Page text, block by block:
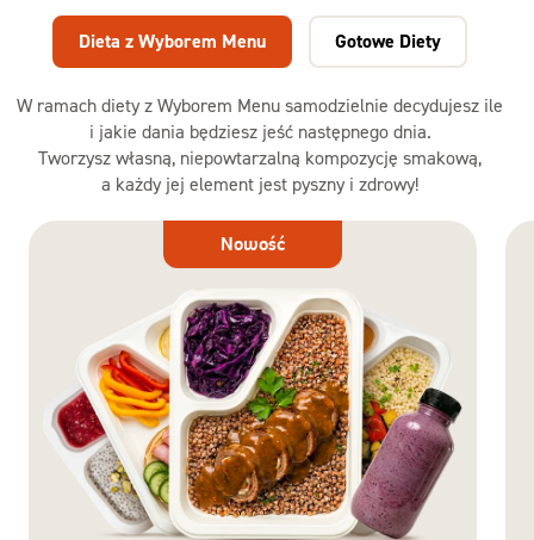
W ramach diety z Wyborem Menu samodzielnie decydujesz ile
i jakie dania będziesz jeść następnego dnia.
Tworzysz własną, niepowtarzalną kompozycję smakową,
a każdy jej element jest pyszny i zdrowy!
Dieta z Wyborem Menu Gotowe Diety
Dieta
Nowość